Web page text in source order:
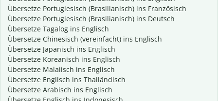
Übersetze Portugiesisch (Brasilianisch) ins Französisch
Übersetze Portugiesisch (Brasilianisch) ins Deutsch
Übersetze Tagalog ins Englisch
Übersetze Chinesisch (vereinfacht) ins Englisch
Übersetze Japanisch ins Englisch
Übersetze Koreanisch ins Englisch
Übersetze Malaiisch ins Englisch
Übersetze Englisch ins Thailändisch
Übersetze Arabisch ins Englisch